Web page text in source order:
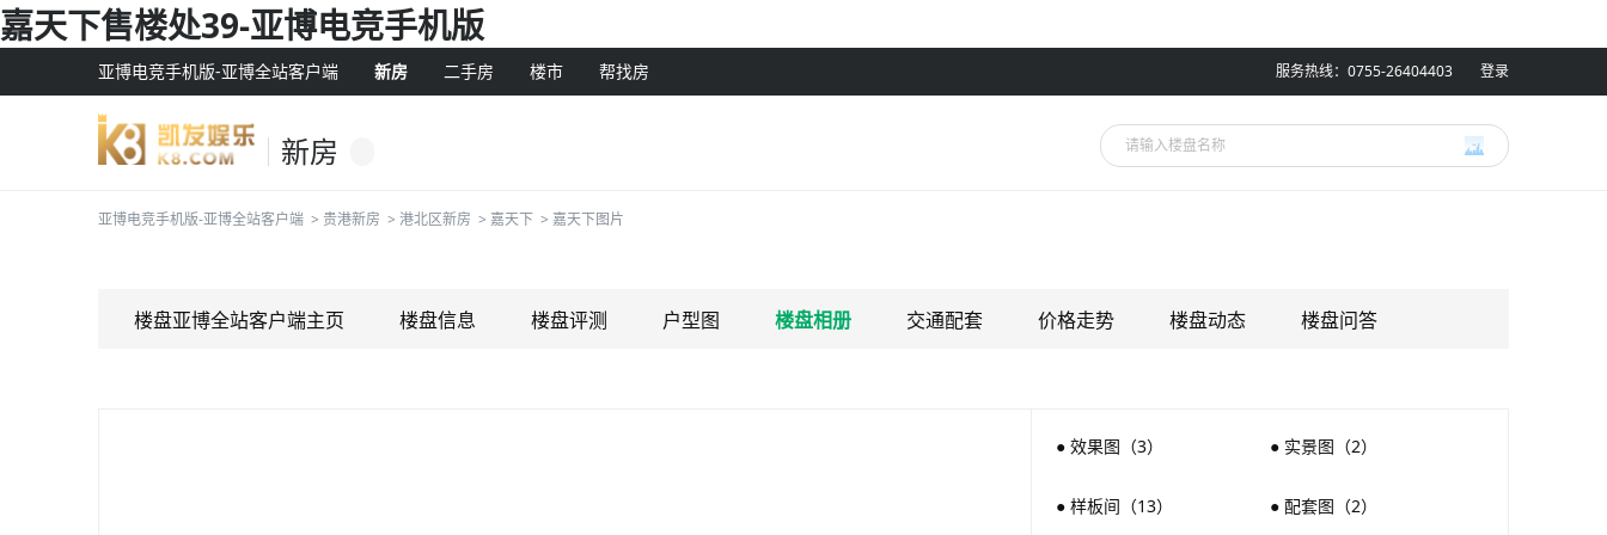
嘉天下售楼处39-亚博电竞手机版
亚博电竞手机版-亚博全站客户端 新房 二手房 楼市 帮找房 服务热线：0755-26404403 登录
新房
亚博电竞手机版-亚博全站客户端 > 贵港新房 > 港北区新房 > 嘉天下 > 嘉天下图片
楼盘亚博全站客户端主页 楼盘信息 楼盘评测 户型图 楼盘相册 交通配套 价格走势 楼盘动态 楼盘问答
● 效果图（3） ● 实景图（2）
● 样板间（13） ● 配套图（2）